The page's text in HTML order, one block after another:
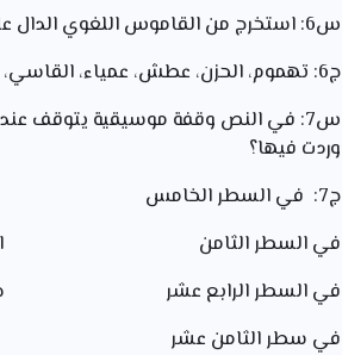
س6: استخرج من القاموس اللغوي الدال على الحزن والألم عند الشاعر
ج6: تهموم، الحزن، عطش، عمياء، القاسي، تطحننا، مملول، يمقت، تاهت، أشقى، يجف
س7: في النص وقفة موسيقية يتوقف
وردت فيها؟
ج7: في السطر الخامس التعجب من حالة الناس
في السطر الثامن الاشتياق
في السطر الرابع عشر حزن
في سطر الثامن عشر معاناة